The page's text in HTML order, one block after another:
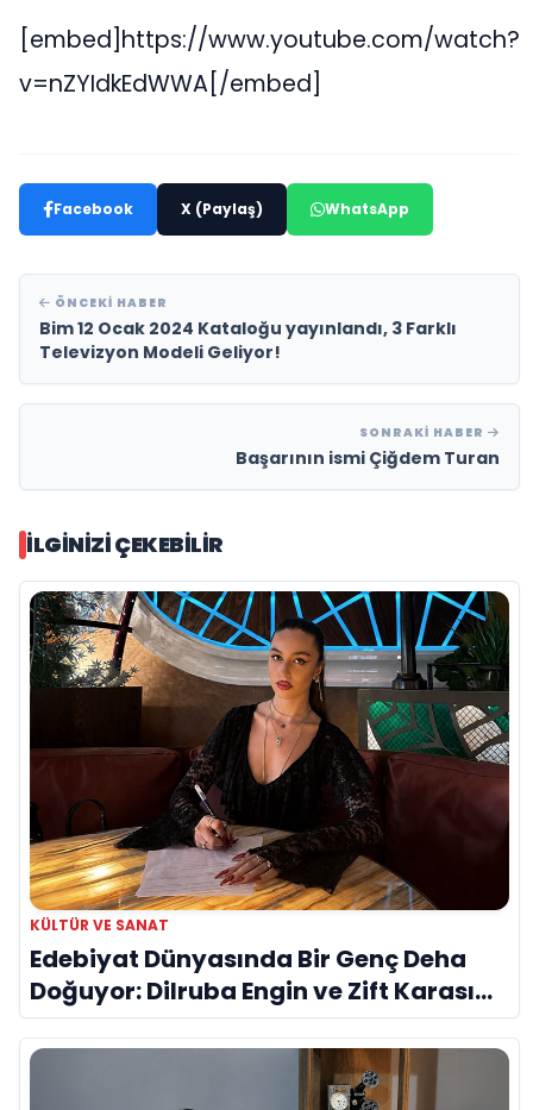
[embed]https://www.youtube.com/watch?
v=nZYIdkEdWWA[/embed]
Facebook X (Paylaş) WhatsApp
ÖNCEKI HABER
Bim 12 Ocak 2024 Kataloğu yayınlandı, 3 Farklı
Televizyon Modeli Geliyor!
SONRAKI HABER
Başarının ismi Çiğdem Turan
İLGINIZI ÇEKEBILIR
KÜLTÜR VE SANAT
Edebiyat Dünyasında Bir Genç Deha
Doğuyor: Dilruba Engin ve Zift Karası
Evreni ‘AVENOİR’